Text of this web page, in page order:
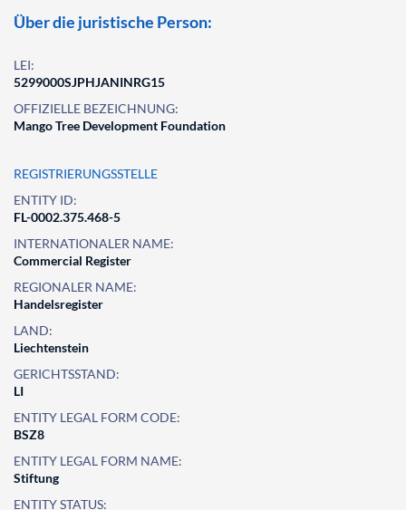
Über die juristische Person:
LEI:
5299000SJPHJANINRG15
OFFIZIELLE BEZEICHNUNG:
Mango Tree Development Foundation
REGISTRIERUNGSSTELLE
ENTITY ID:
FL-0002.375.468-5
INTERNATIONALER NAME:
Commercial Register
REGIONALER NAME:
Handelsregister
LAND:
Liechtenstein
GERICHTSSTAND:
LI
ENTITY LEGAL FORM CODE:
BSZ8
ENTITY LEGAL FORM NAME:
Stiftung
ENTITY STATUS: